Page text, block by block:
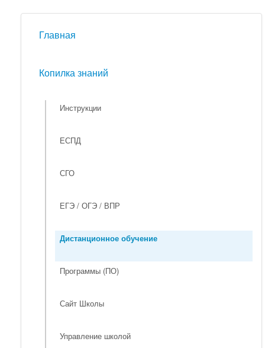
Новости
Главная
Копилка знаний
Инструкции
ЕСПД
СГО
ЕГЭ / ОГЭ / ВПР
Дистанционное обучение
Программы (ПО)
Сайт Школы
Управление школой